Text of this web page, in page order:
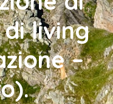
living
–